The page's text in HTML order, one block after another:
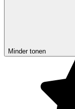
Minder tonen